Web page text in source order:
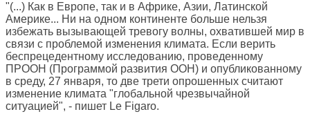
"(...) Как в Европе, так и в Африке, Азии, Латинской
Америке... Ни на одном континенте больше нельзя
избежать вызывающей тревогу волны, охватившей мир в
связи с проблемой изменения климата. Если верить
беспрецедентному исследованию, проведенному
ПРООН (Программой развития ООН) и опубликованному
в среду, 27 января, то две трети опрошенных считают
изменение климата "глобальной чрезвычайной
ситуацией", - пишет Le Figaro.